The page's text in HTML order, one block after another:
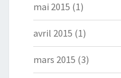
mai 2015 (1)
avril 2015 (1)
mars 2015 (3)